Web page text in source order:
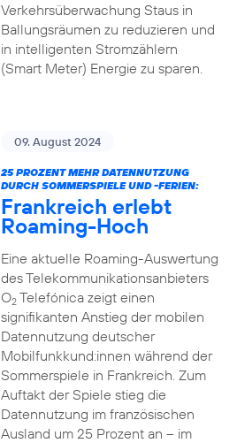
Verkehrsüberwachung Staus in
Ballungsräumen zu reduzieren und
in intelligenten Stromzählern
(Smart Meter) Energie zu sparen.
09. August 2024
25 PROZENT MEHR DATENNUTZUNG
DURCH SOMMERSPIELE UND -FERIEN:
Frankreich erlebt
Roaming-Hoch
Eine aktuelle Roaming-Auswertung
des Telekommunikationsanbieters
O2Telefónica zeigt einen
signifikanten Anstieg der mobilen
Datennutzung deutscher
Mobilfunkkund:innen während der
Sommerspiele in Frankreich. Zum
Auftakt der Spiele stieg die
Datennutzung im französischen
Ausland um 25 Prozent an – im